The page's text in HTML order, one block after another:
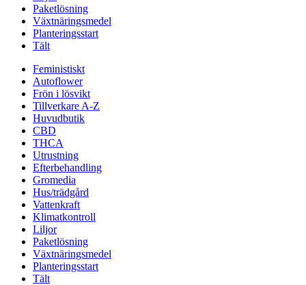
Paketlösning
Växtnäringsmedel
Planteringsstart
Tält
Feministiskt
Autoflower
Frön i lösvikt
Tillverkare A-Z
Huvudbutik
CBD
THCA
Utrustning
Efterbehandling
Gromedia
Hus/trädgård
Vattenkraft
Klimatkontroll
Liljor
Paketlösning
Växtnäringsmedel
Planteringsstart
Tält